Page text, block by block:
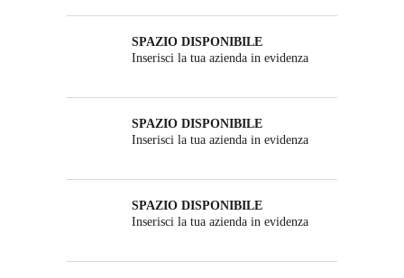
SPAZIO DISPONIBILE
Inserisci la tua azienda in evidenza
SPAZIO DISPONIBILE
Inserisci la tua azienda in evidenza
SPAZIO DISPONIBILE
Inserisci la tua azienda in evidenza